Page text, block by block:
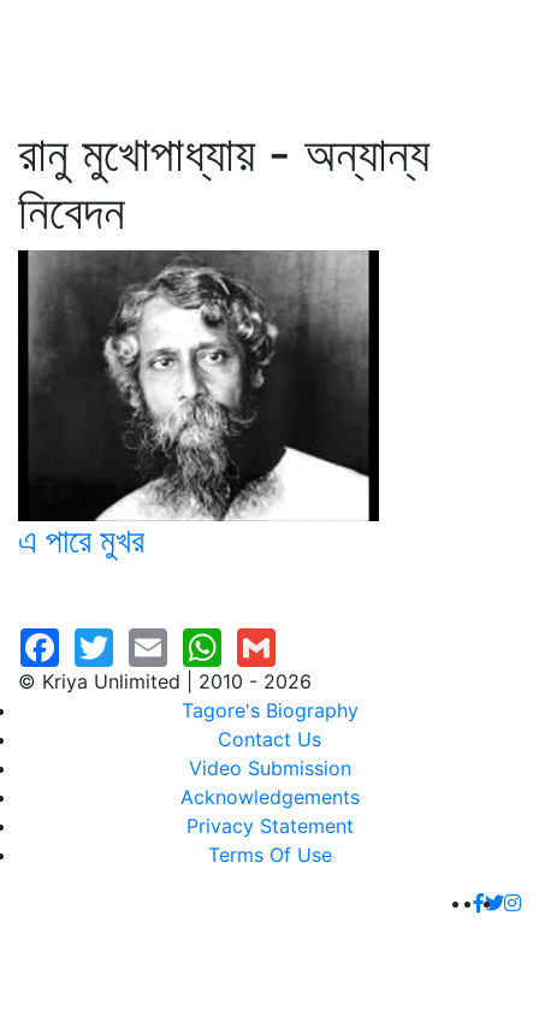
রানু মুখোপাধ্যায় - অন্যান্য
নিবেদন
এ পারে মুখর
© Kriya Unlimited | 2010 - 2026
Tagore's Biography
Contact Us
Video Submission
Acknowledgements
Privacy Statement
Terms Of Use